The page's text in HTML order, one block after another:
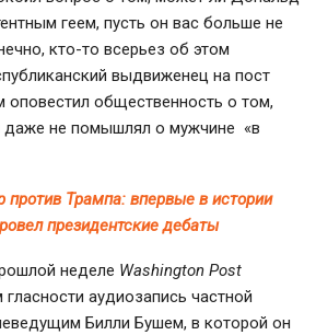
геем, пусть он вас больше не
кто-то всерьез об этом
выдвиженец на пост
общественность о том,
даже не помышлял о мужчине «в
против Трампа: впервые в истории
президентские дебаты
неделе Washington Post
аудиозапись частной
Билли Бушем, в которой он